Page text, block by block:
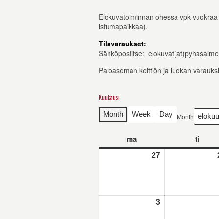
Elokuvatoiminnan ohessa vpk
istumapaikkaa).
Tilavaraukset:
Sähköpostitse:
Paloaseman keittiön ja luokan
Kuukausi
Month Week Day Month
mamaanantai titiistai
27
3